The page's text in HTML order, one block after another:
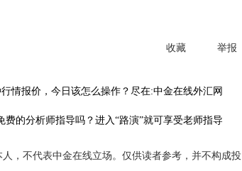
收藏 举报
情报价，今日该怎么操作？尽在:中金在线外汇网
费的分析师指导吗？进入“路演”就可享受老师指导
，不代表中金在线立场。仅供读者参考，并不构成投